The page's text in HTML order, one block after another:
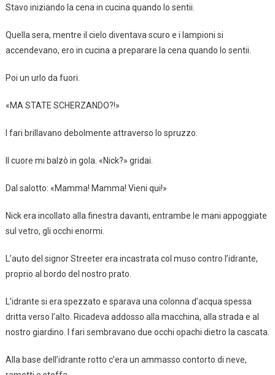
Stavo iniziando la cena in cucina quando lo sentii.
Quella sera, mentre il cielo diventava scuro e i lampioni si
accendevano, ero in cucina a preparare la cena quando lo sentii.
Poi un urlo da fuori.
«MA STATE SCHERZANDO?!»
I fari brillavano debolmente attraverso lo spruzzo.
Il cuore mi balzò in gola. «Nick?» gridai.
Dal salotto: «Mamma! Mamma! Vieni qui!»
Nick era incollato alla finestra davanti, entrambe le mani appoggiate
sul vetro, gli occhi enormi.
L’auto del signor Streeter era incastrata col muso contro l’idrante,
proprio al bordo del nostro prato.
L’idrante si era spezzato e sparava una colonna d’acqua spessa
dritta verso l’alto. Ricadeva addosso alla macchina, alla strada e al
nostro giardino. I fari sembravano due occhi opachi dietro la cascata.
Alla base dell’idrante rotto c’era un ammasso contorto di neve,